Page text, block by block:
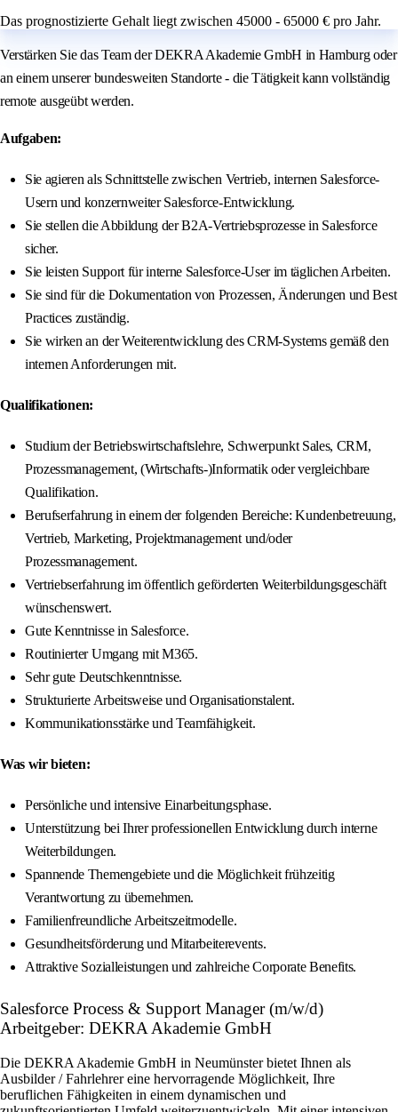
Das prognostizierte Gehalt liegt zwischen 45000 - 65000 € pro Jahr.
Verstärken Sie das Team der DEKRA Akademie GmbH in Hamburg oder
an einem unserer bundesweiten Standorte - die Tätigkeit kann vollständig
remote ausgeübt werden.
Aufgaben:
Sie agieren als Schnittstelle zwischen Vertrieb, internen Salesforce-
Usern und konzernweiter Salesforce-Entwicklung.
Sie stellen die Abbildung der B2A-Vertriebsprozesse in Salesforce
sicher.
Sie leisten Support für interne Salesforce-User im täglichen Arbeiten.
Sie sind für die Dokumentation von Prozessen, Änderungen und Best
Practices zuständig.
Sie wirken an der Weiterentwicklung des CRM-Systems gemäß den
internen Anforderungen mit.
Qualifikationen:
Studium der Betriebswirtschaftslehre, Schwerpunkt Sales, CRM,
Prozessmanagement, (Wirtschafts-)Informatik oder vergleichbare
Qualifikation.
Berufserfahrung in einem der folgenden Bereiche: Kundenbetreuung,
Vertrieb, Marketing, Projektmanagement und/oder
Prozessmanagement.
Vertriebserfahrung im öffentlich geförderten Weiterbildungsgeschäft
wünschenswert.
Gute Kenntnisse in Salesforce.
Routinierter Umgang mit M365.
Sehr gute Deutschkenntnisse.
Strukturierte Arbeitsweise und Organisationstalent.
Kommunikationsstärke und Teamfähigkeit.
Was wir bieten:
Persönliche und intensive Einarbeitungsphase.
Unterstützung bei Ihrer professionellen Entwicklung durch interne
Weiterbildungen.
Spannende Themengebiete und die Möglichkeit frühzeitig
Verantwortung zu übernehmen.
Familienfreundliche Arbeitszeitmodelle.
Gesundheitsförderung und Mitarbeiterevents.
Attraktive Sozialleistungen und zahlreiche Corporate Benefits.
Salesforce Process & Support Manager (m/w/d)
Arbeitgeber: DEKRA Akademie GmbH
Die DEKRA Akademie GmbH in Neumünster bietet Ihnen als
Ausbilder / Fahrlehrer eine hervorragende Möglichkeit, Ihre
beruflichen Fähigkeiten in einem dynamischen und